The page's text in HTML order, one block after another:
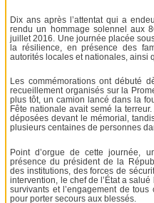
Dix ans après l’attentat qui a
rendu un hommage solennel aux
juillet 2016. Une journée placée
la résilience, en présence des
autorités locales et nationales, ainsi
Les commémorations ont débuté
recueillement organisés sur la
plus tôt, un camion lancé dans la
Fête nationale avait semé la
déposées devant le mémorial,
plusieurs centaines de personnes
Point d’orgue de cette journée,
présence du président de la
des institutions, des forces de
intervention, le chef de l’État a
survivants et l’engagement de
pour porter secours aux blessés.